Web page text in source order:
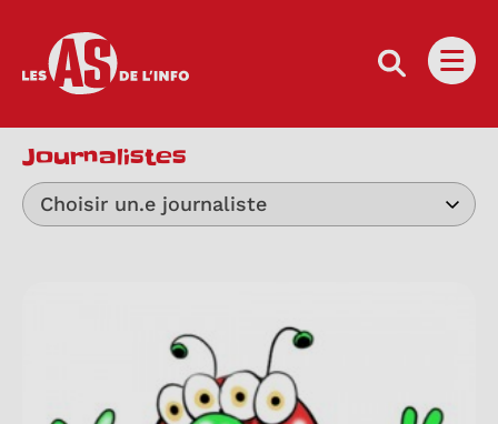
Les as de l'info
Journalistes
Choisir un.e journaliste